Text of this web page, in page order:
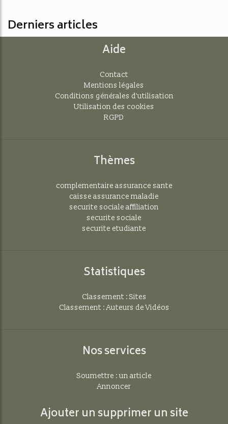
Derniers articles
Aide
Contact
Mentions légales
Conditions générales d'utilisation
Utilisation des cookies
RGPD
Thèmes
complementaire assurance sante
caisse assurance maladie
securite sociale affiliation
securite sociale
securite etudiante
Statistiques
Classement : Sites
Classement : Auteurs de Vidéos
Nos services
Soumettre : un article
Annoncer
Ajouter un supprimer un site